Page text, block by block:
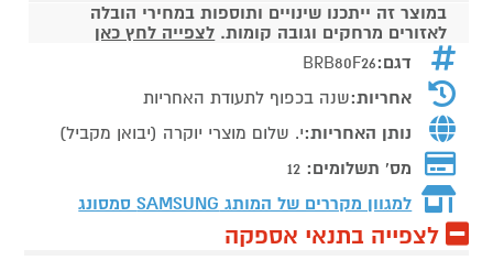
במוצר זה ייתכנו שינויים ותוספות במחירי הובלה
לאזורים מרחקים וגובה קומות. לצפייה לחץ כאן
דגם:BRB80F26
אחריות:שנה בכפוף לתעודת האחריות
נותן האחריות:י. שלום מוצרי יוקרה (יבואן מקביל)
מס' תשלומים: 12
למגוון מקררים של המותג SAMSUNG סמסונג
לצפייה בתנאי אספקה